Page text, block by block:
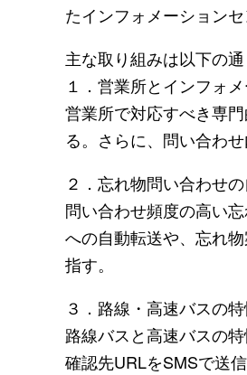
たインフォメーション
主な取り組みは以下の通
１．営業所とインフォ
営業所で対応すべき専
る。さらに、問い合わ
２．忘れ物問い合わせ
問い合わせ頻度の高い
への自動転送や、忘れ
指す。
３．路線・高速バスの
路線バスと高速バスの
確認先URLをSMSで送